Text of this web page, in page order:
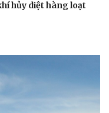
hủy diệt hàng loạt